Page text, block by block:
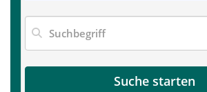
Suche starten